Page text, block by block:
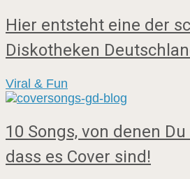
Hier entsteht eine der
Diskotheken
Viral & Fun
10 Songs, von denen
dass es Cover sind!